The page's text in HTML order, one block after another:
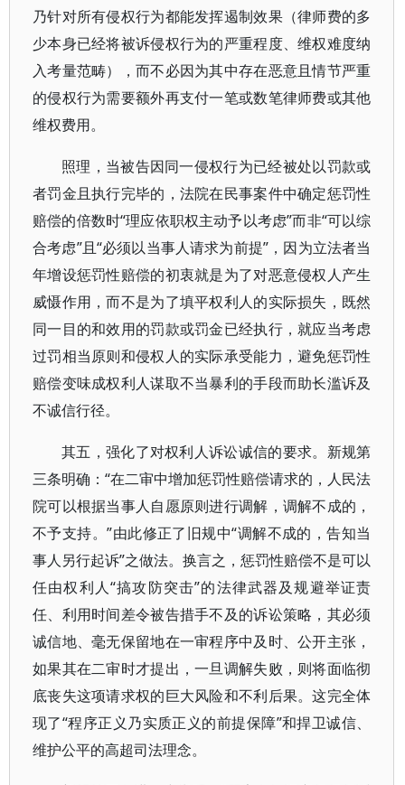
乃针对所有侵权行为都能发挥遏制效果（律师费的多
少本身已经将被诉侵权行为的严重程度、维权难度纳
入考量范畴），而不必因为其中存在恶意且情节严重
的侵权行为需要额外再支付一笔或数笔律师费或其他
维权费用。
照理，当被告因同一侵权行为已经被处以罚款或
者罚金且执行完毕的，法院在民事案件中确定惩罚性
赔偿的倍数时“理应依职权主动予以考虑”而非“可以综
合考虑”且“必须以当事人请求为前提”，因为立法者当
年增设惩罚性赔偿的初衷就是为了对恶意侵权人产生
威慑作用，而不是为了填平权利人的实际损失，既然
同一目的和效用的罚款或罚金已经执行，就应当考虑
过罚相当原则和侵权人的实际承受能力，避免惩罚性
赔偿变味成权利人谋取不当暴利的手段而助长滥诉及
不诚信行径。
其五，强化了对权利人诉讼诚信的要求。新规第
三条明确：“在二审中增加惩罚性赔偿请求的，人民法
院可以根据当事人自愿原则进行调解，调解不成的，
不予支持。”由此修正了旧规中“调解不成的，告知当
事人另行起诉”之做法。换言之，惩罚性赔偿不是可以
任由权利人“搞攻防突击”的法律武器及规避举证责
任、利用时间差令被告措手不及的诉讼策略，其必须
诚信地、毫无保留地在一审程序中及时、公开主张，
如果其在二审时才提出，一旦调解失败，则将面临彻
底丧失这项请求权的巨大风险和不利后果。这完全体
现了“程序正义乃实质正义的前提保障”和捍卫诚信、
维护公平的高超司法理念。